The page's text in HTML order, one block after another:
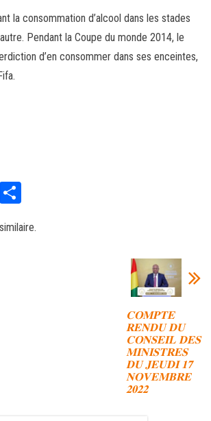
la consommation d’alcool dans les stades
Pendant la Coupe du monde 2014, le
d’en consommer dans ses enceintes,
E
ag
𝐂𝐎𝐌𝐏𝐓𝐄
𝐑𝐄𝐍𝐃𝐔 𝐃𝐔
𝐂𝐎𝐍𝐒𝐄𝐈𝐋 𝐃𝐄𝐒
𝐌𝐈𝐍𝐈𝐒𝐓𝐑𝐄𝐒
𝐃𝐔 𝐉𝐄𝐔𝐃𝐈 𝟏𝟕
𝐍𝐎𝐕𝐄𝐌𝐁𝐑𝐄
𝟐𝟎𝟐𝟐